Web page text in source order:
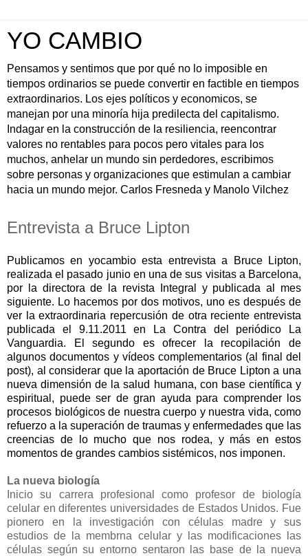
YO CAMBIO
Pensamos y sentimos que por qué no lo imposible en
tiempos ordinarios se puede convertir en factible en tiempos
extraordinarios. Los ejes políticos y economicos, se
manejan por una minoría hija predilecta del capitalismo.
Indagar en la construcción de la resiliencia, reencontrar
valores no rentables para pocos pero vitales para los
muchos, anhelar un mundo sin perdedores, escribimos
sobre personas y organizaciones que estimulan a cambiar
hacia un mundo mejor. Carlos Fresneda y Manolo Vilchez
Entrevista a Bruce Lipton
Publicamos en yocambio esta entrevista a Bruce Lipton,
realizada el pasado junio en una de sus visitas a Barcelona,
por la directora de la revista Integral y publicada al mes
siguiente. Lo hacemos por dos motivos, uno es después de
ver la extraordinaria repercusión de otra reciente entrevista
publicada el 9.11.2011 en La Contra del periódico La
Vanguardia. El segundo es ofrecer la recopilación de
algunos documentos y vídeos complementarios (al final del
post), al considerar que la aportación de Bruce Lipton a una
nueva dimensión de la salud humana, con base científica y
espiritual, puede ser de gran ayuda para comprender los
procesos biológicos de nuestra cuerpo y nuestra vida, como
refuerzo a la superación de traumas y enfermedades que las
creencias de lo mucho que nos rodea, y más en estos
momentos de grandes cambios sistémicos, nos imponen.
La nueva biología
Inicio su carrera profesional como profesor de biología
celular en diferentes universidades de Estados Unidos. Fue
pionero en la investigación con células madre y sus
estudios de la membrna celular y las modificaciones las
células según su entorno sentaron las base de la nueva